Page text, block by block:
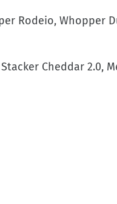
Rodeio, Whopper
Cheddar 2.0,